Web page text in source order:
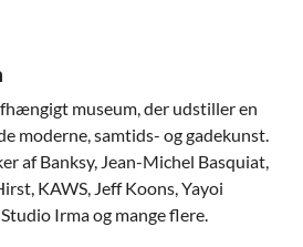
museum, der udstiller en
moderne, samtids- og gadekunst.
af Banksy, Jean-Michel Basquiat,
KAWS, Jeff Koons, Yayoi
Irma og mange flere.